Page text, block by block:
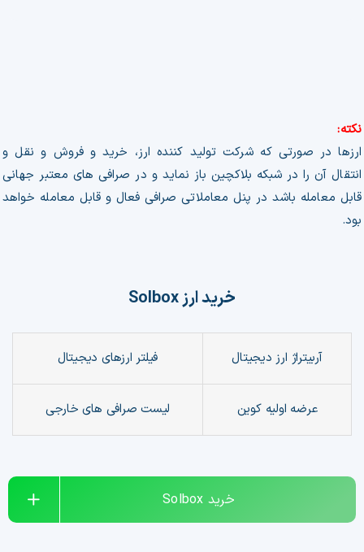
نکته:
ارزها در صورتی که شرکت تولید کننده ارز، خرید و فروش و نقل و
انتقال آن را در شبکه بلاکچین باز نماید و در صرافی های معتبر جهانی
قابل معامله باشد در پنل معاملاتی صرافی فعال و قابل معامله خواهد
بود.
خرید ارزSolbox
آربیتراژ ارز دیجیتال فیلتر ارزهای دیجیتال
عرضه اولیه کوین لیست صرافی های خارجی
خرید Solbox